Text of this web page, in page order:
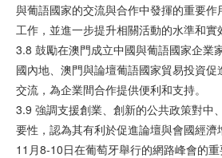
與葡語國家的交流與合作中發揮的重要
工作，並進一步提升相關活動的水準和實
3.8 鼓勵在澳門成立中國與葡語國家企業
國內地、澳門與論壇葡語國家貿易投資
交流，為企業間合作提供便利和支持。
3.9 強調支援創業、創新的公共政策對中
要性，認為其有利於促進論壇與會國經
11月8-10日在葡萄牙舉行的網路峰會的重